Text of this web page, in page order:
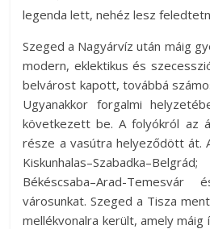
legenda lett, nehéz lesz
Szeged a Nagyárvíz után máig
modern, eklektikus és
belvárost kapott, továbbá
Ugyanakkor forgalmi
következett be. A folyókról az
része a vasútra helyeződött át.
Békéscsaba–Arad-
városunkat. Szeged a Tisza
mellékvonalra került, amely máig